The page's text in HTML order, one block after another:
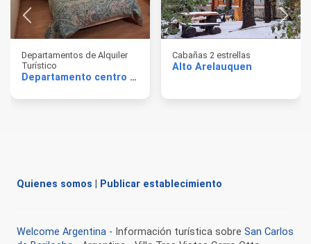
Departamentos de Alquiler
Turístico
Departamento centro Moreno
Cabañas 2 estrellas
Alto Arelauquen
Quienes somos Publicar establecimiento
Welcome Argentina - Información turística sobre San Carlos